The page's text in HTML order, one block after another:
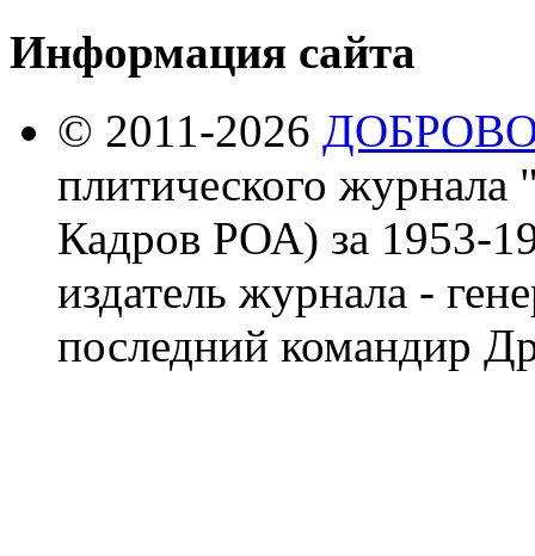
Информация сайта
© 2011-2026
плитического
Кадров РОА) за 1953-
издатель журнала -
последний командир